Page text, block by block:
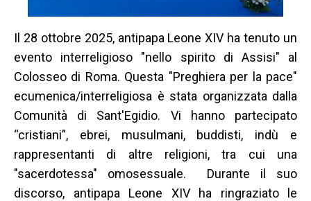
Il 28 ottobre 2025, antipapa Leone XIV ha tenuto un
evento interreligioso "nello spirito di Assisi" al
Colosseo di Roma. Questa "Preghiera per la pace"
ecumenica/interreligiosa è stata organizzata dalla
Comunità di Sant'Egidio. Vi hanno partecipato
“cristiani”, ebrei, musulmani, buddisti, indù e
rappresentanti di altre religioni, tra cui una
"sacerdotessa" omosessuale. Durante il suo
discorso, antipapa Leone XIV ha ringraziato le